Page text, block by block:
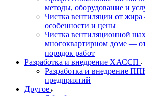
методы, оборудование и
Чистка вентиляции от
особенности и цены
Чистка вентиляционной
многоквартирном доме —
порядок работ
Разработка и внедрение ХАССП
Разработка и внедрение
предприятий
Другое